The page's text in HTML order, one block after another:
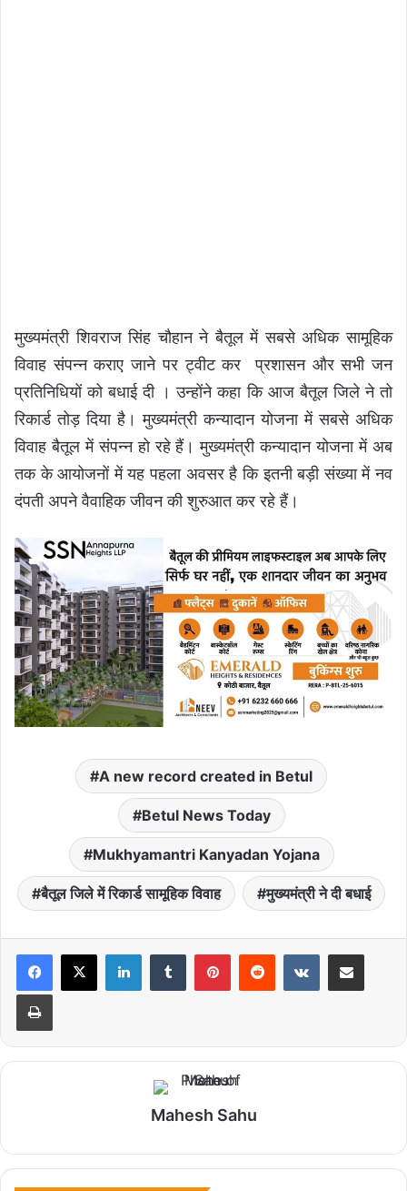
मुख्यमंत्री शिवराज सिंह चौहान ने बैतूल में सबसे अधिक सामूहिक
विवाह संपन्न कराए जाने पर ट्वीट कर प्रशासन और सभी जन
प्रतिनिधियों को बधाई दी । उन्होंने कहा कि आज बैतूल जिले ने तो
रिकार्ड तोड़ दिया है। मुख्यमंत्री कन्यादान योजना में सबसे अधिक
विवाह बैतूल में संपन्न हो रहे हैं। मुख्यमंत्री कन्यादान योजना में अब
तक के आयोजनों में यह पहला अवसर है कि इतनी बड़ी संख्या में नव
दंपती अपने वैवाहिक जीवन की शुरुआत कर रहे हैं।
A new record created in Betul
Betul News Today
Mukhyamantri Kanyadan Yojana
बैतूल जिले में रिकार्ड सामूहिक विवाह मुख्यमंत्री ने दी बधाई
Mahesh Sahu